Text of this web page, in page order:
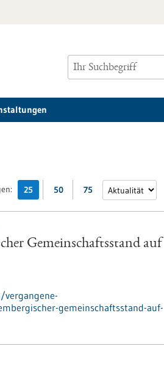
25 50 75
Gemeinschaftsstand auf
gemeinschaftsstand-auf-